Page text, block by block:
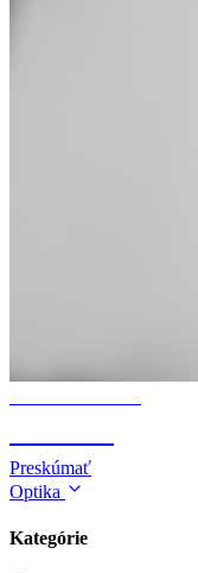
Preskúmať
Optika
Kategórie